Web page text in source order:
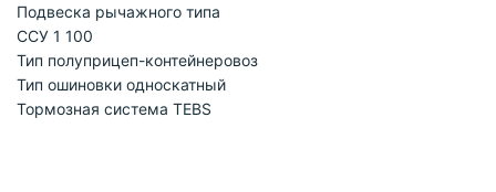
Подвеска рычажного типа
ССУ 1 100
Тип полуприцеп-контейнеровоз
Тип ошиновки односкатный
Тормозная система TEBS